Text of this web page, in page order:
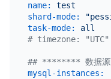
name:
test
shard-mode:
task-mode:
all
# timezone: "UTC"
## ******** 数据
mysql-instances: